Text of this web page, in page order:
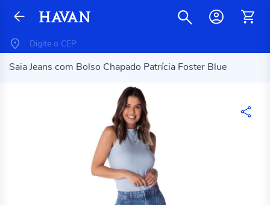
Saia Jeans com Bolso Chapado Patrícia Foster Blue